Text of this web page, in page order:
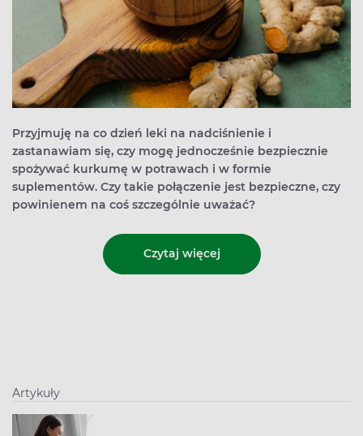
Przyjmuję na co dzień leki na nadciśnienie i
zastanawiam się, czy mogę jednocześnie bezpiecznie
spożywać kurkumę w potrawach i w formie
suplementów. Czy takie połączenie jest bezpieczne, czy
powinienem na coś szczególnie uważać?
Czytaj więcej
Artykuły